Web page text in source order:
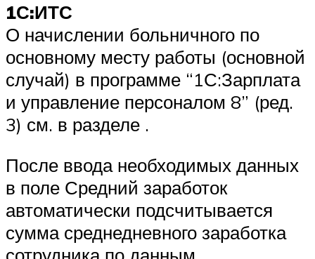
1С:ИТС
О начислении больничного по
основному месту работы (основной
случай) в программе “1С:Зарплата
и управление персоналом 8” (ред.
3) см. в разделе .
После ввода необходимых данных
в поле Средний заработок
автоматически подсчитывается
сумма среднедневного заработка